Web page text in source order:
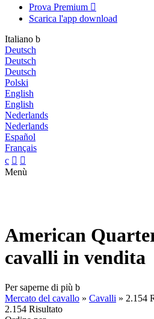
Prova Premium 
Scarica l'app download
Italiano b
Deutsch
Deutsch
Deutsch
Polski
English
English
Nederlands
Nederlands
Español
Français
c  
Menù
American
cavalli in vendita
Per saperne di più b
Mercato del cavallo » Cavalli » 2.154
2.154 Risultato